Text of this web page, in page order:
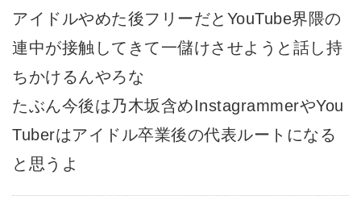
アイドルやめた後フリーだとYouTube界隈の
連中が接触してきて一儲けさせようと話し持
ちかけるんやろな
たぶん今後は乃木坂含めInstagrammerやYou
Tuberはアイドル卒業後の代表ルートになる
と思うよ